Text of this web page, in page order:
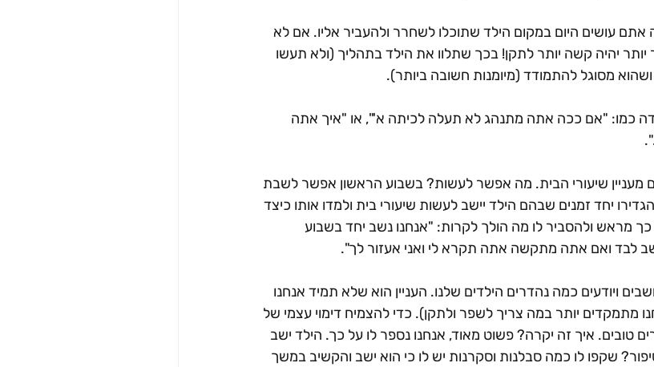
אתם עושים היום במקום הילד שתוכלו לשחרר ולהעביר אליו. אם לא
יהיה קשה יותר לתקן! בכך שתלוו את הילד בתהליך (ולא תעשו
מסוגל להתמודד (מיומנות חשובה ביותר).
כמו: "אם ככה אתה מתנהג לא תעלה לכיתה א'", או "איך אתה
מעניין שיעורי הבית. מה אפשר לעשות? בשבוע הראשון אפשר לשבת
יחד זמנים שבהם הילד יישב לעשות שיעורי בית ולמדו אותו כיצד
מראש ולהסביר לו מה הולך לקרות: "אנחנו נשב יחד בשבוע
לבד ואם אתה מתקשה אתה תקרא לי ואני אעזור לך".
ויודעים כמה נהדרים הילדים שלנו. העניין הוא שלא תמיד אנחנו
מתמקדים יותר במה צריך לשפר ולתקן). כדי להצמיח דימוי עצמי של
טובים. איך זה יקרה? פשוט מאוד, אנחנו נספר לו על כך. הילד ישב
שקפו לו כמה סבלנות וסקרנות יש לו כי הוא ישב והקשיב במשך